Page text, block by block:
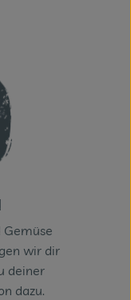
Gemüse
wir dir
deiner
dazu.